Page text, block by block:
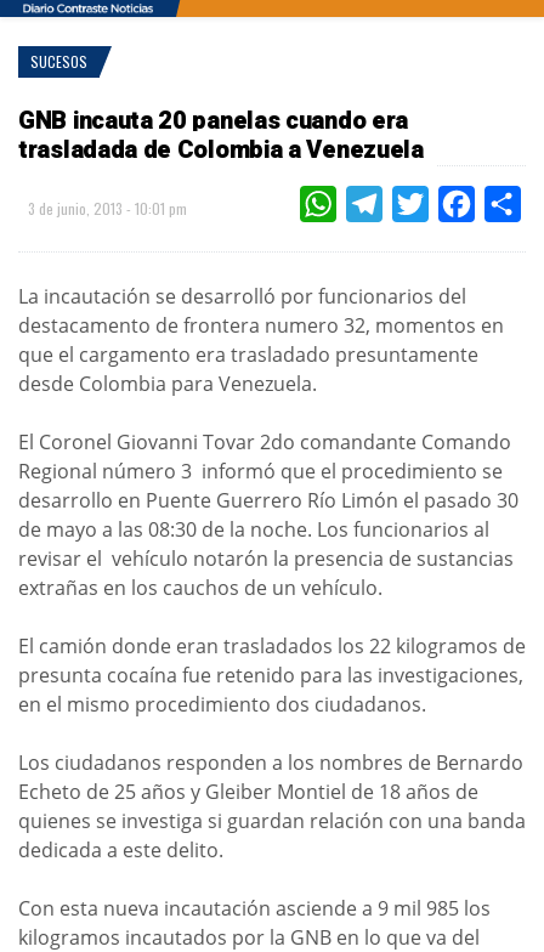
SUCESOS
GNB incauta 20 panelas cuando era
trasladada de Colombia a Venezuela
3 de junio, 2013 - 10:01 pm WHATSAPPTELEGRAMTWITTER
La incautación se desarrolló por funcionarios del
destacamento de frontera numero 32, momentos en
que el cargamento era trasladado presuntamente
desde Colombia para Venezuela.
El Coronel Giovanni Tovar 2do comandante Comando
Regional número 3 informó que el procedimiento se
desarrollo en Puente Guerrero Río Limón el pasado 30
de mayo a las 08:30 de la noche. Los funcionarios al
revisar el vehículo notarón la presencia de sustancias
extrañas en los cauchos de un vehículo.
El camión donde eran trasladados los 22 kilogramos de
presunta cocaína fue retenido para las investigaciones,
en el mismo procedimiento dos ciudadanos.
Los ciudadanos responden a los nombres de Bernardo
Echeto de 25 años y Gleiber Montiel de 18 años de
quienes se investiga si guardan relación con una banda
dedicada a este delito.
Con esta nueva incautación asciende a 9 mil 985 los
kilogramos incautados por la GNB en lo que va del